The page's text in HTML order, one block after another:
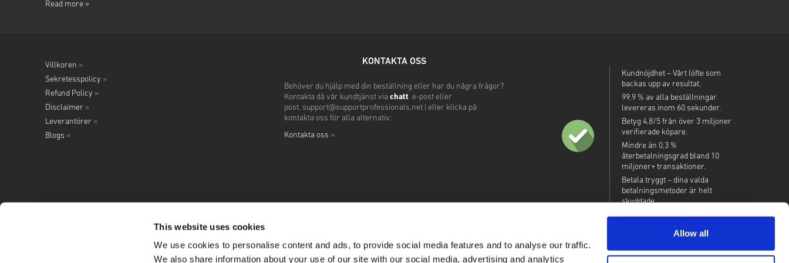
This website uses cookies
We use cookies to personalise content and ads, to provide social media features and to analyse our traffic.
We also share information about your use of our site with our social media, advertising and analytics
Allow all
Read more »
Villkoren »
Sekretesspolicy »
Refund Policy »
Disclaimer »
Leverantörer »
Blogs »
KONTAKTA OSS
Behöver du hjälp med din beställning eller har du några frågor?
Kontakta då vår kundtjänst via chatt, e-post eller
post. support@supportprofessionals.net| eller klicka på
kontakta oss för alla alternativ:
Kontakta oss »
Kundnöjdhet – Vårt löfte som
backas upp av resultat.
99,9 % av alla beställningar
levereras inom 60 sekunder.
Betyg 4,8/5 från över 3 miljoner
verifierade köpare.
Mindre än 0,3 %
återbetalningsgrad bland 10
miljoner+ transaktioner.
Betala tryggt – dina valda
betalningsmetoder är helt
skyddade.